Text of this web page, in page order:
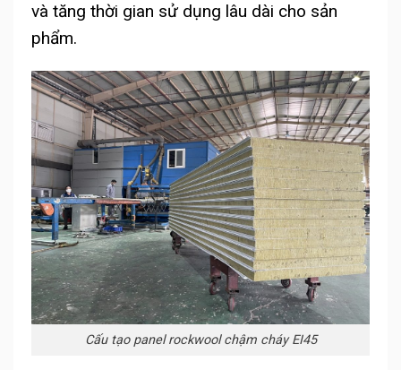
và tăng thời gian sử dụng lâu dài cho sản
phẩm.
Cấu tạo panel rockwool chậm cháy EI45